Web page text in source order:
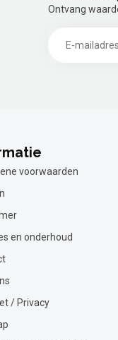
Ontvang
voorwaarden
en onderhoud
/ Privacy